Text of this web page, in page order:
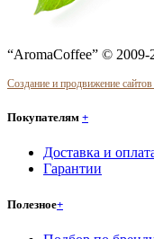
“AromaCoffee” ©
Создание и продвижение
Покупателям +
Доставка и
Гарантии
Полезное+